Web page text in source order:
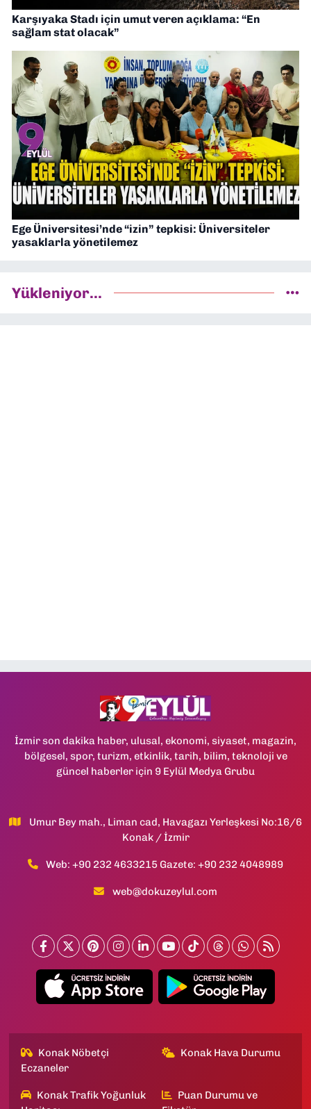
Karşıyaka Stadı için umut veren açıklama: “En
sağlam stat olacak”
Ege Üniversitesi’nde “izin” tepkisi: Üniversiteler
yasaklarla yönetilemez
Yükleniyor...
İzmir son dakika haber, ulusal, ekonomi, siyaset, magazin,
bölgesel, spor, turizm, etkinlik, tarih, bilim, teknoloji ve
güncel haberler için 9 Eylül Medya Grubu
Umur Bey mah., Liman cad, Havagazı Yerleşkesi No:16/6
Konak / İzmir
Web: +90 232 4633215 Gazete: +90 232 4048989
web@dokuzeylul.com
Konak Nöbetçi
Eczaneler
Konak Hava Durumu
Konak Trafik Yoğunluk
Puan Durumu ve